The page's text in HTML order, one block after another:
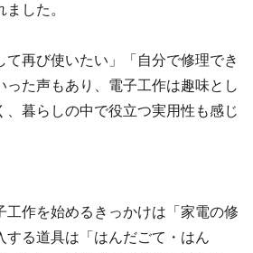
した。
て再び使いたい」「自分で修理でき
った声もあり、電子工作は趣味とし
、暮らしの中で役立つ実用性も感じ
工作を始めるきっかけは「家電の修
する道具は「はんだごて・はん